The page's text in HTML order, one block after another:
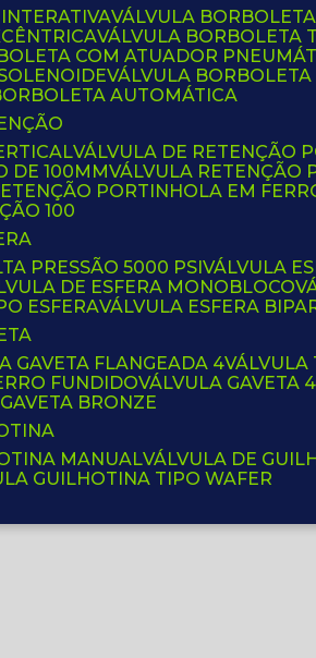
VÁLVULA
VÁLVULA BORBOLETA
COM ATUADOR
VÁLVULA
AUTOMÁTICA
VÁLVULA DE RETENÇÃO
DE 100MM
VÁLVULA RETENÇÃO
PORTINHOLA EM
100
PRESSÃO 5000 PSI VÁLVULA
DE ESFERA MONOBLOCO
ESFERA VÁLVULA ESFERA
GAVETA FLANGEADA 4
FUNDIDO VÁLVULA GAVETA
GAVETA BRONZE
MANUAL VÁLVULA DE
GUILHOTINA TIPO WAFER